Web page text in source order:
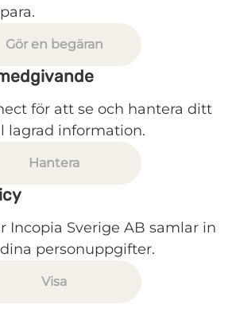
Gör en begäran
för att se och hantera ditt
lagrad information.
Hantera
Incopia Sverige AB samlar in
personuppgifter.
Visa